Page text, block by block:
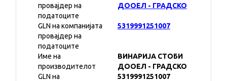
провајдер на
податоците
ДООЕЛ - ГРАДСКО
GLN на компанијата
провајдер на
податоците
5319991251007
Име на
производителот
ВИНАРИЈА СТОБИ
ДООЕЛ - ГРАДСКО
GLN на
5319991251007